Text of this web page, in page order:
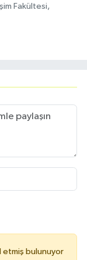
Fakültesi,
etmiş bulunuyor